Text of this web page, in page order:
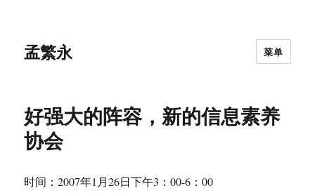
孟繁永 菜单
好强大的阵容，新的信息素养
协会
时间：2007年1月26日下午3：00-6：00